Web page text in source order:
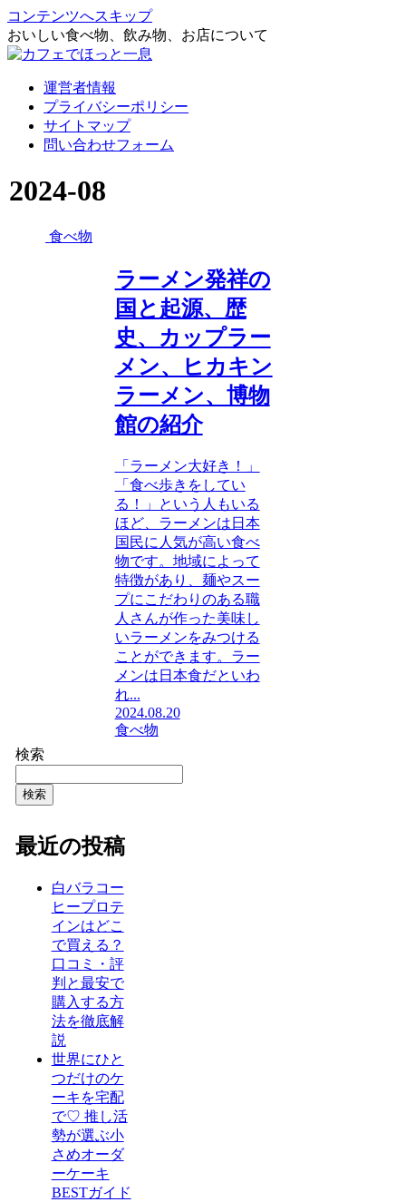
コンテンツへスキップ
おいしい食べ物、飲み物、お店について
運営者情報
プライバシーポリシー
サイトマップ
問い合わせフォーム
2024-08
食べ物
ラーメン発祥の
国と起源、歴
史、カップラー
メン、ヒカキン
ラーメン、博物
館の紹介
「ラーメン大好き！」
「食べ歩きをしてい
る！」という人もいる
ほど、ラーメンは日本
国民に人気が高い食べ
物です。地域によって
特徴があり、麺やスー
プにこだわりのある職
人さんが作った美味し
いラーメンをみつける
ことができます。ラー
メンは日本食だといわ
れ...
2024.08.20
食べ物
検索
検索
最近の投稿
白バラコー
ヒープロテ
インはどこ
で買える？
口コミ・評
判と最安で
購入する方
法を徹底解
説
世界にひと
つだけのケ
ーキを宅配
で♡ 推し活
勢が選ぶ小
さめオーダ
ーケーキ
BESTガイド